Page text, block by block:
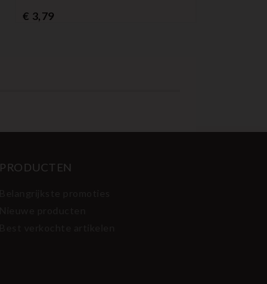
€ 3,79Prijs
PRODUCTEN